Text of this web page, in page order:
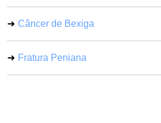
Câncer de Bexiga
Fratura Peniana